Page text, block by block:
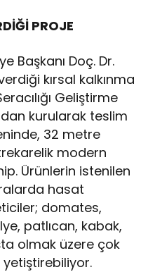
PROJE
Başkanı Doç. Dr.
kırsal kalkınma
Geliştirme
kurularak teslim
32 metre
modern
Ürünlerin istenilen
hasat
domates,
patlıcan, kabak,
olmak üzere çok
yetiştirebiliyor.